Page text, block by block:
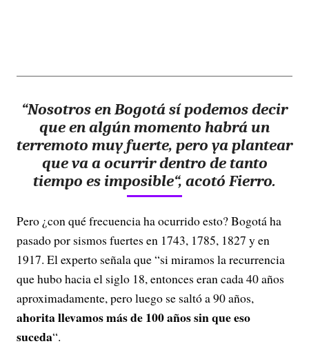
“Nosotros en Bogotá sí podemos decir
que en algún momento habrá un
terremoto muy fuerte, pero yaplantear
que va a ocurrir dentro de tanto
tiempo es imposible“, acotó Fierro.
Pero ¿con qué frecuencia ha ocurrido esto? Bogotá ha
pasado por sismos fuertes en 1743, 1785, 1827 y en
1917. El experto señala que “si miramos la recurrencia
que hubo hacia el siglo 18, entonces eran cada 40 años
aproximadamente, pero luego se saltó a 90 años,
ahorita llevamos más de 100 años sin que eso
suceda“.